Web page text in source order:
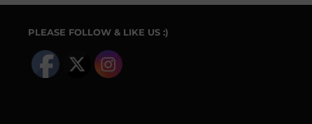
PLEASE FOLLOW & LIKE US :)